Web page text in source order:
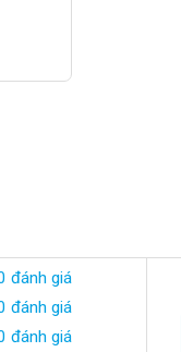
đánh giá
đánh giá
đánh giá